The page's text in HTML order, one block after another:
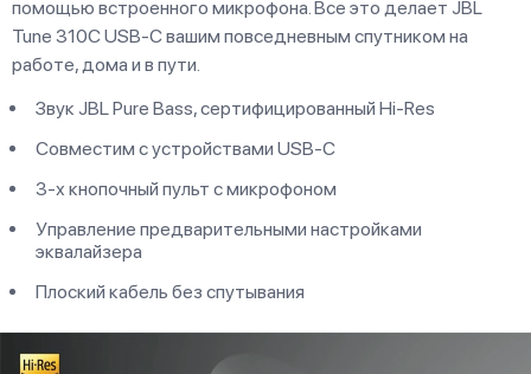
помощью встроенного микрофона. Все это делает JBL
Tune 310C USB-C вашим повседневным спутником на
работе, дома и в пути.
Звук JBL Pure Bass, сертифицированный Hi-Res
Совместим с устройствами USB-C
3-х кнопочный пульт с микрофоном
Управление предварительными настройками
эквалайзера
Плоский кабель без спутывания